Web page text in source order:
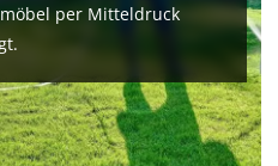
per Mitteldruck